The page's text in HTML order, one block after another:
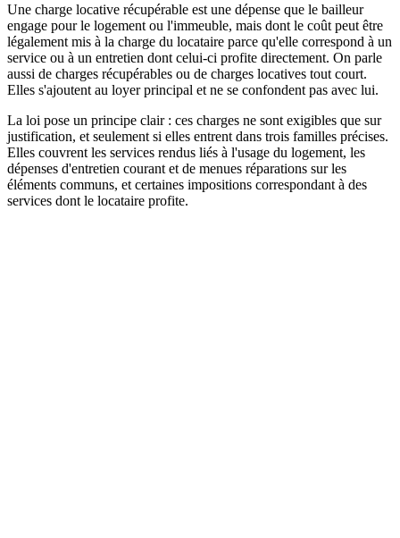
Une charge locative récupérable est une dépense que le bailleur
engage pour le logement ou l'immeuble, mais dont le coût peut être
légalement mis à la charge du locataire parce qu'elle correspond à un
service ou à un entretien dont celui-ci profite directement. On parle
aussi de charges récupérables ou de charges locatives tout court.
Elles s'ajoutent au loyer principal et ne se confondent pas avec lui.
La loi pose un principe clair : ces charges ne sont exigibles que sur
justification, et seulement si elles entrent dans trois familles précises.
Elles couvrent les services rendus liés à l'usage du logement, les
dépenses d'entretien courant et de menues réparations sur les
éléments communs, et certaines impositions correspondant à des
services dont le locataire profite.